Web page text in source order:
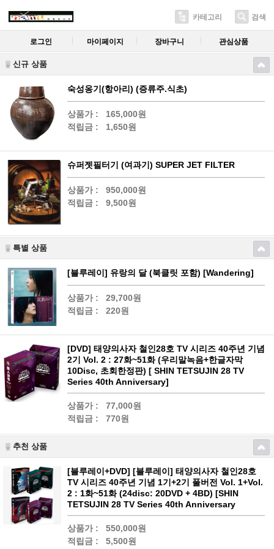
카테고리 검색
로그인 마이페이지 장바구니 관심상품
신규 상품
숙성옹기(항아리) (증류주.식초)
상품가 :
165,000원
적립금 :
1,650원
슈퍼젯필터기 (여과기) SUPER JET FILTER
상품가 :
950,000원
적립금 :
9,500원
특별 상품
[블루레이] 유랑의 달 (북클릿 포함) [Wandering]
상품가 :
29,700원
적립금 :
220원
[DVD] 태양의사자 철인28호 TV 시리즈 40주년 기념
2기 Vol. 2 : 27화~51화 (우리말녹음+한글자막
10Disc, 초회한정판) [ SHIN TETSUJIN 28 TV
Series 40th Anniversary]
상품가 :
77,000원
적립금 :
770원
추천 상품
[블루레이+DVD] [블루레이] 태양의사자 철인28호
TV 시리즈 40주년 기념 1기+2기 풀버전 Vol. 1+Vol.
2 : 1화~51화 (24disc: 20DVD + 4BD) [SHIN
TETSUJIN 28 TV Series 40th Anniversary
상품가 :
550,000원
적립금 :
5,500원